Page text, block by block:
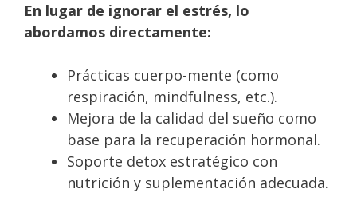
En lugar de ignorar el estrés, lo
abordamos directamente:
Prácticas cuerpo-mente (como
respiración, mindfulness, etc.).
Mejora de la calidad del sueño como
base para la recuperación hormonal.
Soporte detox estratégico con
nutrición y suplementación adecuada.